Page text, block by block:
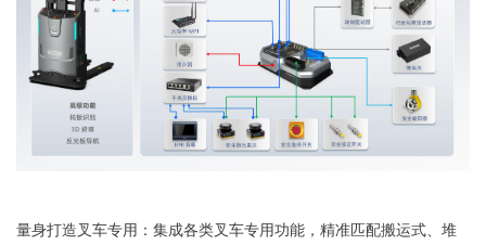
量身打造叉车专用：集成各类叉车专用功能，精准匹配搬运式、堆